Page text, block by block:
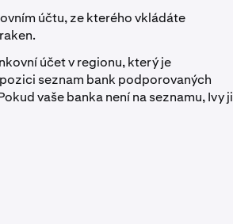
účtu, ze kterého vkládáte
účet v regionu, který je
seznam bank podporovaných
vaše banka není na seznamu, Ivy ji